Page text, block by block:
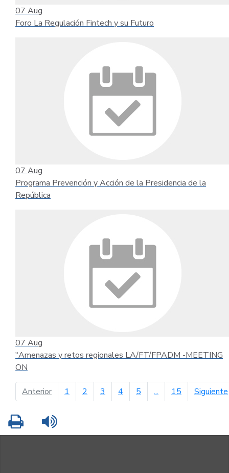
07 Aug
Foro La Regulación Fintech y su Futuro
07 Aug
Programa Prevención y Acción de la Presidencia de la
República
07 Aug
"Amenazas y retos regionales LA/FT/FPADM -MEETING
ON
Anteriorpágina anterior
1 2 3 4 5 ... 15 Siguiente
Imprimir